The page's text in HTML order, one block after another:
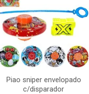
Piao sniper envelopado
c/disparador